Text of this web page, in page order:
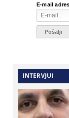
E-mail
INTERVJUI